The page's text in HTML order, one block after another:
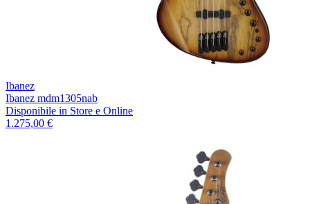
Ibanez
Ibanez mdm1305nab
Disponibile in Store e Online
1.275,00 €